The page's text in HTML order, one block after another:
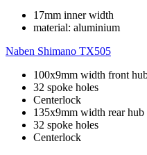
17mm inner width
material: aluminium
Naben Shimano TX505
100x9mm width front
32 spoke holes
Centerlock
135x9mm width rear hub
32 spoke holes
Centerlock